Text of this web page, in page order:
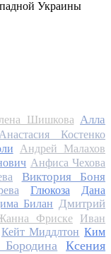
Украины
Шишкова Алла
Анастасия Костенко
Андрей Малахов
Анфиса Чехова
Виктория Боня
Глюкоза
Дана
Билан Дмитрий
Фриске
Иван
Кейт Миддлтон Ким
Ксения